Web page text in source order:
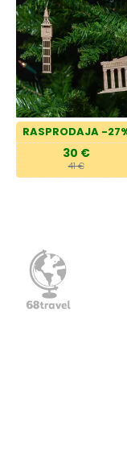
RASPRODAJA -
30 €
41 €